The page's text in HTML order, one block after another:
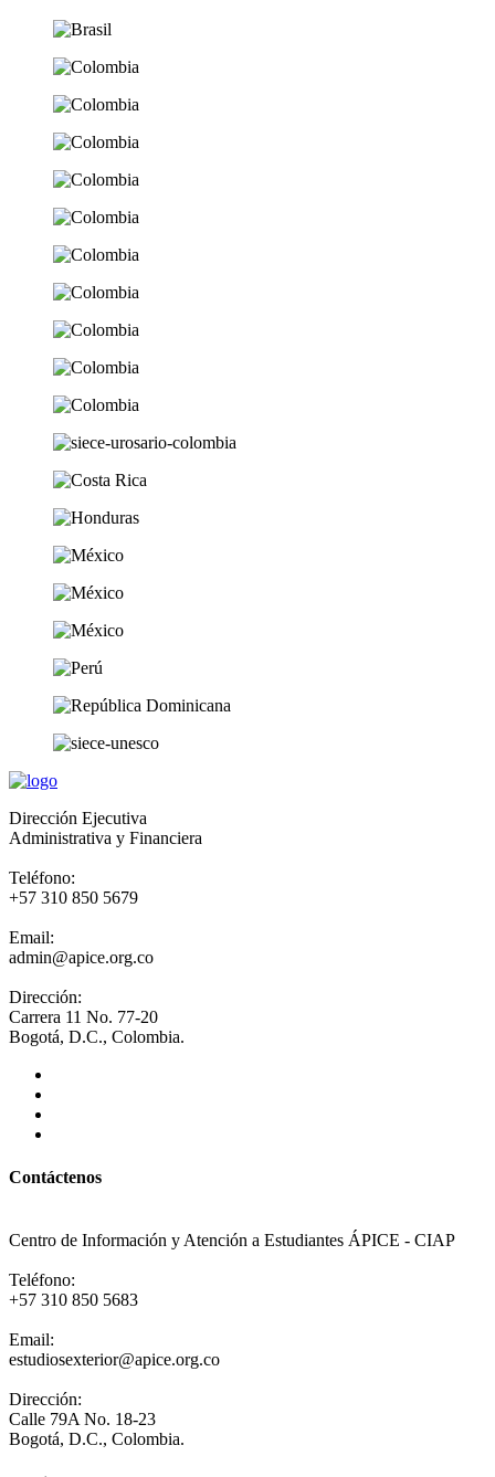
Dirección Ejecutiva
Administrativa y Financiera
Teléfono:
+57 310 850 5679
Email:
admin@apice.org.co
Dirección:
Carrera 11 No. 77-20
Bogotá, D.C., Colombia.
Contáctenos
Centro de Información y Atención a Estudiantes ÁPICE - CIAP
Teléfono:
+57 310 850 5683
Email:
estudiosexterior@apice.org.co
Dirección:
Calle 79A No. 18-23
Bogotá, D.C., Colombia.